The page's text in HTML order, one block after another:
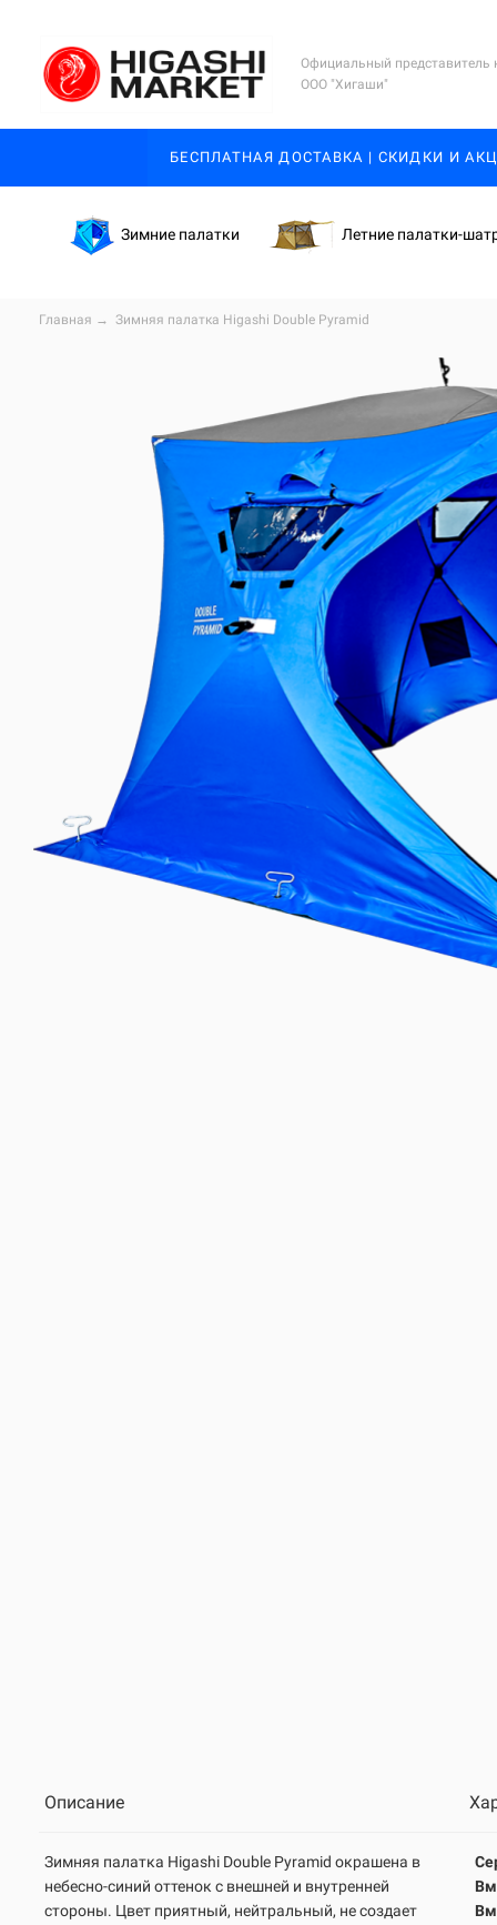
Официальный представитель
ООО "Хигаши"
БЕСПЛАТНАЯ ДОСТАВКА | СКИДКИ И
Зимние палатки Летние палатки-
Главная → Зимняя палатка Higashi Double Pyramid
Описание
Зимняя палатка Higashi Double Pyramid окрашена в
небесно-синий оттенок с внешней и внутренней
стороны. Цвет приятный, нейтральный, не создает